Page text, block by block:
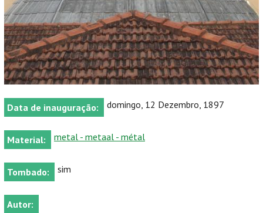
Data de inauguração: domingo, 12 Dezembro, 1897
Material: metal - metaal - métal
Tombado: sim
Autor: